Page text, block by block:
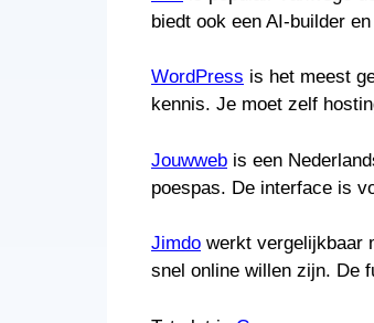
biedt ook een AI-builder
WordPress is het meest
kennis. Je moet zelf
Jouwweb is een
poespas. De interface is
Jimdo werkt vergelijkbaar
snel online willen zijn. De